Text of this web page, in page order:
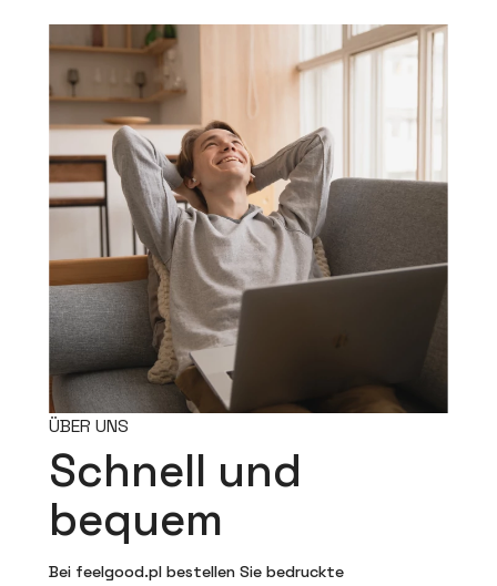
ÜBER UNS
Schnell und
bequem
Bei feelgood.pl bestellen Sie bedruckte